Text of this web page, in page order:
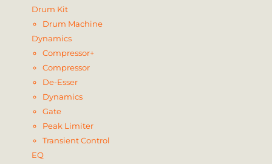
Drum Kit
Drum Machine
Dynamics
Compressor+
Compressor
De-Esser
Dynamics
Gate
Peak Limiter
Transient Control
EQ